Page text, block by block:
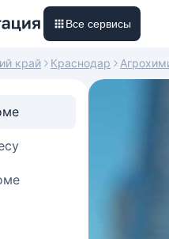
Все сервисы
край Краснодар